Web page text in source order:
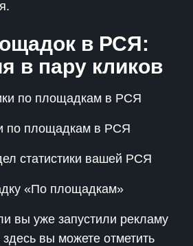
в РСЯ:
в пару кликов
по площадкам в РСЯ
статистики вашей РСЯ
«По площадкам»
вы уже запустили рекламу
вы можете отметить